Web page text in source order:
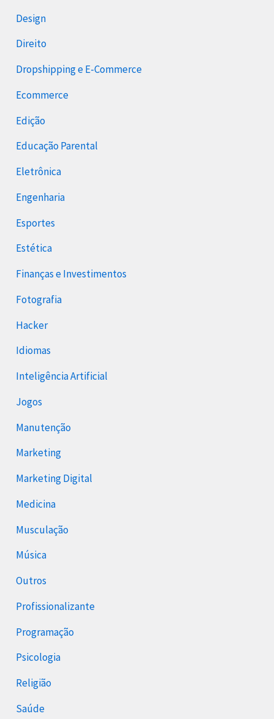
Design
Direito
Dropshipping e E-Commerce
Ecommerce
Edição
Educação Parental
Eletrônica
Engenharia
Esportes
Estética
Finanças e Investimentos
Fotografia
Hacker
Idiomas
Inteligência Artificial
Jogos
Manutenção
Marketing
Marketing Digital
Medicina
Musculação
Música
Outros
Profissionalizante
Programação
Psicologia
Religião
Saúde